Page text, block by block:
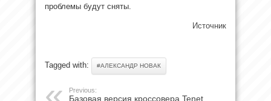
проблемы будут сняты.
Источник
Tagged with: #АЛЕКСАНДР НОВАК
Previous:
Базовая версия кроссовера Tenet